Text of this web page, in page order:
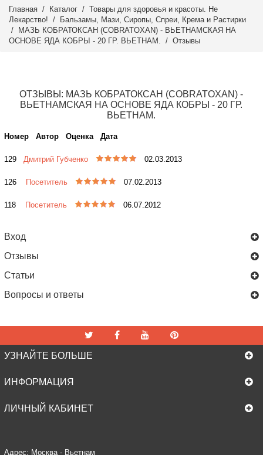
Главная / Каталог / Товары для здоровья и красоты. Не
Лекарство! /
Бальзамы, Мази, Сиропы, Спреи, Крема и Растирки
/ МАЗЬ КОБРАТОКСАН (COBRATOXAN) - ВЬЕТНАМСКАЯ НА
ОСНОВЕ ЯДА КОБРЫ - 20 ГР. ВЬЕТНАМ. / Отзывы
ОТЗЫВЫ: МАЗЬ КОБРАТОКСАН (COBRATOXAN) -
ВЬЕТНАМСКАЯ НА ОСНОВЕ ЯДА КОБРЫ - 20 ГР.
ВЬЕТНАМ.
Номер Автор Оценка Дата
129 Дмитрий Губченко 02.03.2013
126 Посетитель 07.02.2013
118 Посетитель 06.07.2012
Вход
Отзывы
Статьи
Вопросы и ответы
УЗНАЙТЕ БОЛЬШЕ
ИНФОРМАЦИЯ
ЛИЧНЫЙ КАБИНЕТ
Адрес: Москва - Вьетнам